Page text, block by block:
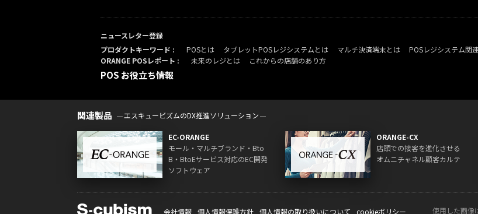
ニュースレター登録
プロダクトキーワード :
POSとは タブレットPOSレジシステムとは マルチ決済端末とは
POSレジシステム関
ORANGE POSレポート :
未来のレジとは これからの店舗のあり方
POS お役立ち情報
関連製品 エスキュービズムのDX推進ソリューション
EC-ORANGE
モール・マルチブランド・Bto
B・BtoEサービス対応のEC開発
ソフトウェア
ORANGE-CX
店頭での接客を進化させる
オムニチャネル顧客カルテ
会社情報 個人情報保護方針 個人情報の取り扱いについて cookieポリシー 使用した画像